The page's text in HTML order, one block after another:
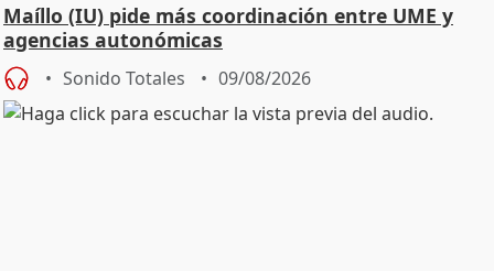
Maíllo (IU) pide más coordinación entre UME y
agencias autonómicas
Sonido Totales 09/08/2026